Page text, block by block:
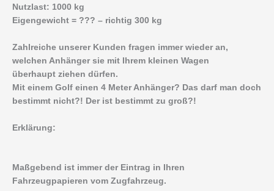
Nutzlast: 1000 kg
Eigengewicht = ??? – richtig 300 kg
Zahlreiche unserer Kunden fragen immer wieder an,
welchen Anhänger sie mit Ihrem kleinen Wagen
überhaupt ziehen dürfen.
Mit einem Golf einen 4 Meter Anhänger? Das darf man doch
bestimmt nicht?! Der ist bestimmt zu groß?!
Erklärung:
Maßgebend ist immer der Eintrag in Ihren
Fahrzeugpapieren vom Zugfahrzeug.